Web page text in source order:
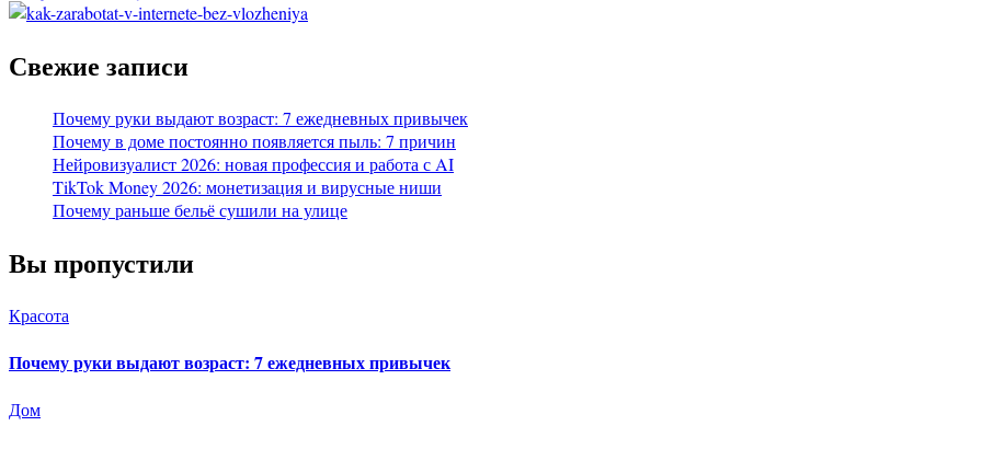
Свежие записи
Почему руки выдают возраст: 7 ежедневных привычек
Почему в доме постоянно появляется пыль: 7 причин
Нейровизуалист 2026: новая профессия и работа с AI
TikTok Money 2026: монетизация и вирусные ниши
Почему раньше бельё сушили на улице
Вы пропустили
Красота
Почему руки выдают возраст: 7 ежедневных привычек
Дом